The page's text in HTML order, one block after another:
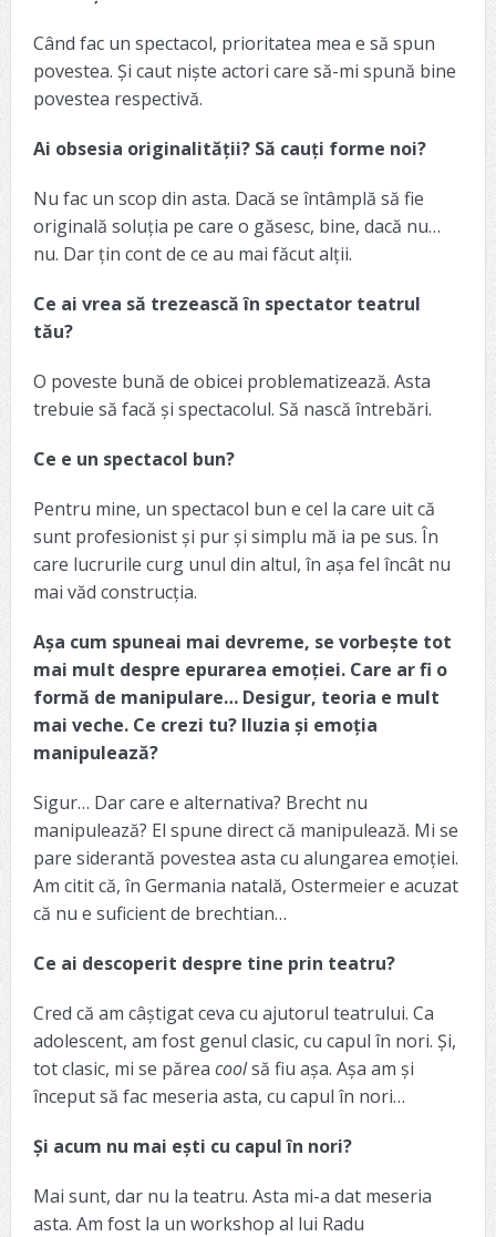
Când fac un spectacol, prioritatea mea e să spun
povestea. Și caut niște actori care să-mi spună bine
povestea respectivă.
Ai obsesia originalității? Să cauți forme noi?
Nu fac un scop din asta. Dacă se întâmplă să fie
originală soluția pe care o găsesc, bine, dacă nu…
nu. Dar țin cont de ce au mai făcut alții.
Ce ai vrea să trezească în spectator teatrul
tău?
O poveste bună de obicei problematizează. Asta
trebuie să facă și spectacolul. Să nască întrebări.
Ce e un spectacol bun?
Pentru mine, un spectacol bun e cel la care uit că
sunt profesionist și pur și simplu mă ia pe sus. În
care lucrurile curg unul din altul, în așa fel încât nu
mai văd construcția.
Așa cum spuneai mai devreme, se vorbește tot
mai mult despre epurarea emoției. Care ar fi o
formă de manipulare… Desigur, teoria e mult
mai veche. Ce crezi tu? Iluzia și emoția
manipulează?
Sigur… Dar care e alternativa? Brecht nu
manipulează? El spune direct că manipulează. Mi se
pare siderantă povestea asta cu alungarea emoției.
Am citit că, în Germania natală, Ostermeier e acuzat
că nu e suficient de brechtian…
Ce ai descoperit despre tine prin teatru?
Cred că am câștigat ceva cu ajutorul teatrului. Ca
adolescent, am fost genul clasic, cu capul în nori. Și,
tot clasic, mi se părea coolsă fiu așa. Așa am și
început să fac meseria asta, cu capul în nori…
Și acum nu mai ești cu capul în nori?
Mai sunt, dar nu la teatru. Asta mi-a dat meseria
asta. Am fost la un workshop al lui Radu